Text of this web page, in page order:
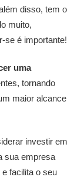
disso, tem o
muito,
se é importante!
uma
tornando
maior alcance
investir em
sua empresa
facilita o seu